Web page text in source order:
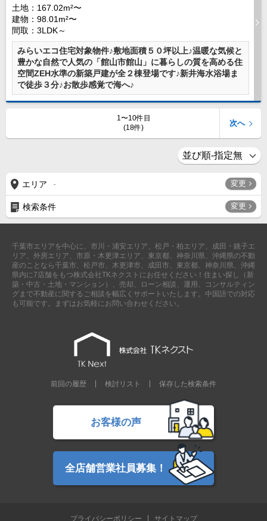
土地：167.02m²〜
建物：98.01m²〜
間取：3LDK～
みらいエコ住宅対象物件♪敷地面積５０坪以上♪温暖な気候と
豊かな自然で人気の「館山市館山」に暮らしの質を高める住
空間ZEH水準の新築戸建が全２棟登場です♪新井海水浴場ま
で徒歩３分♪お散歩感覚で海へ♪
1〜10件目
(18件)
次へ
エリア - 変更
検索条件 変更
千葉市エリアを中心に、市川・浦安エリア、松戸・柏エリア、成田・銚子エ
リア、外房エリア、市原・木更津エリア、東京都、神奈川県、沖縄県の不動
産のことなら千葉市、松戸市、木更津市、成田市、東京都、神奈川県、沖縄
県内に7店舗をもつ株式会社TKネクストにお任せください！住まい探し（新
築・中古・土地・マンション）、売却、ローン相談、運用、コンサルティン
グまで不動産に関するご相談を幅広くサポートいたします。中国語での対応
も可能です。まずはお気軽にお問い合わせください。
前回の履歴 検討リスト 保存した検索条件
お客様の声
全店舗営業社員募集！
プライバシーポリシー サイトマップ